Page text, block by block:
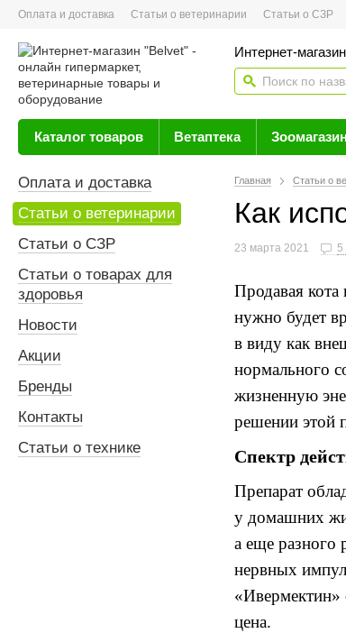
Оплата и доставка Статьи о ветеринарии Статьи о СЗР
Интернет-
Каталог товаров Ветаптека Зоомагазин
Главная Статьи о
Как
23 марта 2021 5
Продавая кота
нужно будет
в виду как
нормального
жизненную
решении этой
Спектр
Препарат
у домашних
а еще разного
нервных
«Ивермектин»
цена.
Оплата и доставка
Статьи о ветеринарии
Статьи о СЗР
Статьи о товарах для
здоровья
Новости
Акции
Бренды
Контакты
Статьи о технике